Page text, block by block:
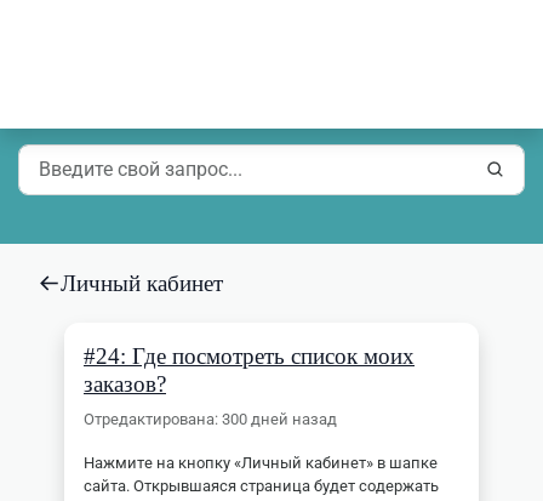
Личный кабинет
#24: Где посмотреть список моих
заказов?
Отредактирована: 300 дней назад
Нажмите на кнопку «Личный кабинет» в шапке
сайта. Открывшаяся страница будет содержать